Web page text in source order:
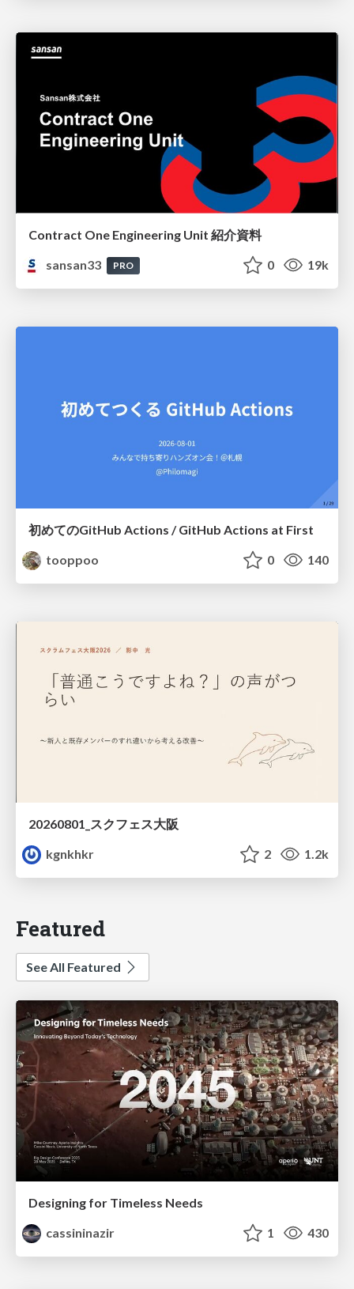
Contract One Engineering Unit 紹介資料
sansan33
PRO 0 19k
初めてのGitHub Actions / GitHub Actions at First
tooppoo
0 140
20260801_スクフェス大阪
kgnkhkr
2 1.2k
Featured
See All Featured
Designing for Timeless Needs
cassininazir
1 430